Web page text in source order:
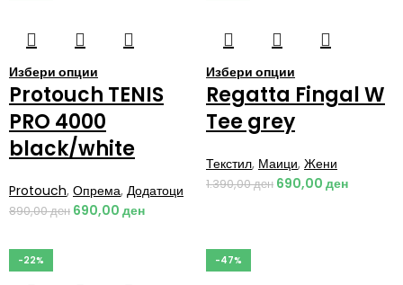
Избери опции
Protouch TENIS
PRO 4000
black/white
Protouch, Опрема, Додатоци
890,00ден 690,00 ден
Избери опции
Regatta Fingal W
Tee grey
Текстил, Маици, Жени
1.390,00ден 690,00 ден
-22% -47%